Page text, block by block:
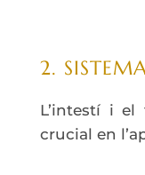
2.
L’intestí i el
crucial en